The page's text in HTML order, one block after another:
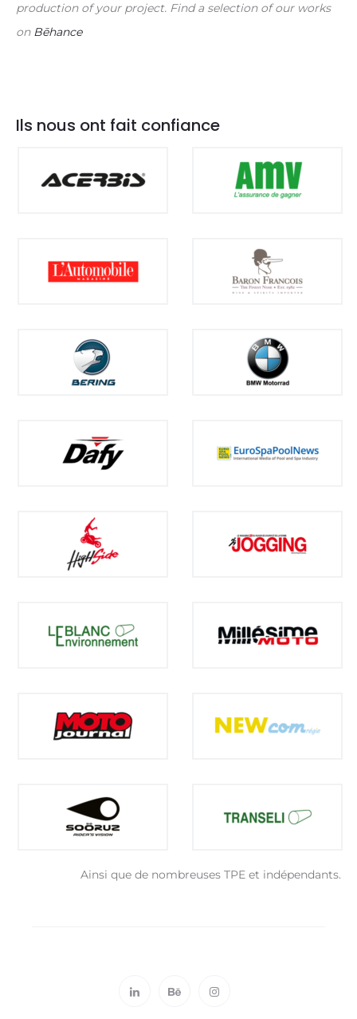
production of your project. Find a selection of our works
on Bēhance
Ils nous ont fait confiance
Ainsi que de nombreuses TPE et indépendants.